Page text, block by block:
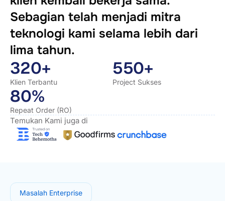
Sebagian telah menjadi mitra
teknologi kami selama lebih dari
lima tahun.
320+
Klien Terbantu
550+
Project Sukses
80%
Repeat Order (RO)
Temukan Kami juga di
Masalah Enterprise